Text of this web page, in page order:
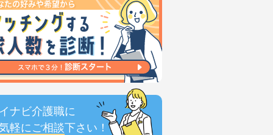
ナビ介護職に
軽にご相談下さい！